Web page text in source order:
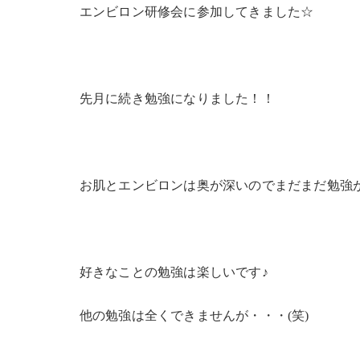
エンビロン研修会に参加してきました☆
先月に続き勉強になりました！！
お肌とエンビロンは奥が深いのでまだまだ勉強
好きなことの勉強は楽しいです♪
他の勉強は全くできませんが・・・(笑)